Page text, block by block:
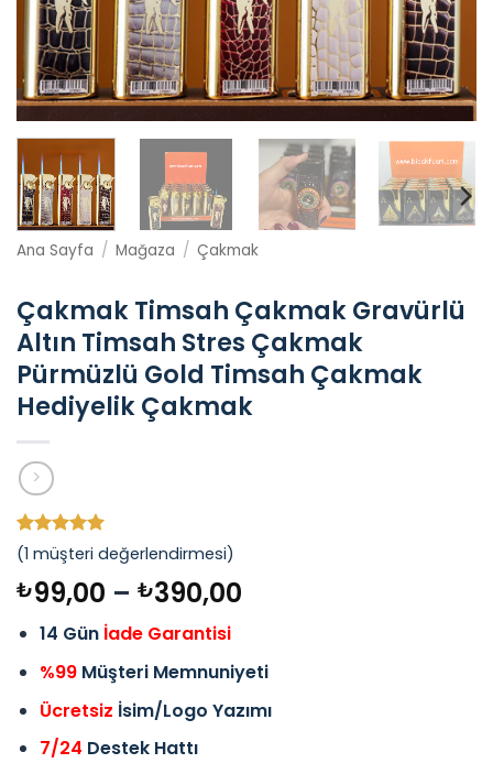
Ana Sayfa / Mağaza / Çakmak
Çakmak Timsah Çakmak Gravürlü
Altın Timsah Stres Çakmak
Pürmüzlü Gold Timsah Çakmak
Hediyelik Çakmak
1
müşteri
puanına
dayanarak
5 üzerinden
(1 müşteri değerlendirmesi)
₺99,00 – ₺390,00
-
₺390,00
14 Gün İade Garantisi
%99Müşteri Memnuniyeti
Ücretsiz İsim/Logo Yazımı
7/24 Destek Hattı